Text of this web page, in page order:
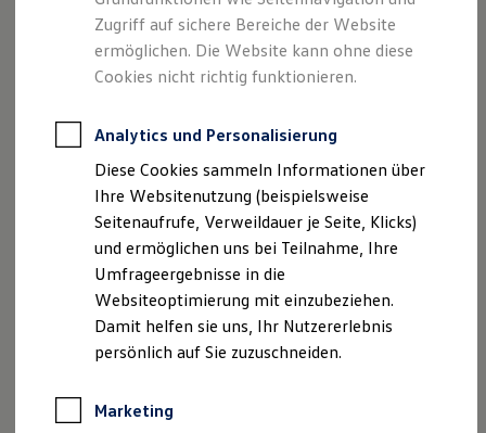
Versicherungen und Garantien
Kfz-Versicherung
Restschuldversicherungen
Garantien
Professional Class bei Volkswagen
Behörden
Direktkunden
Sonderfahrzeuge
Anpfiff zum Gewinn
Elektromobilität
Elektroautos
ID. Tutorials
Elektrofahrzeugkonzepte
ID. EVERY1
Reichweite
Rekuperation
Zugriff auf sichere Bereiche der Website
ermöglichen. Die Website kann ohne diese
Cookies nicht richtig funktionieren.
Analytics und Personalisierung
Diese Cookies sammeln Informationen über
Ihre Websitenutzung (beispielsweise
Seitenaufrufe, Verweildauer je Seite, Klicks)
und ermöglichen uns bei Teilnahme, Ihre
Umfrageergebnisse in die
Websiteoptimierung mit einzubeziehen.
Damit helfen sie uns, Ihr Nutzererlebnis
persönlich auf Sie zuzuschneiden.
Marketing